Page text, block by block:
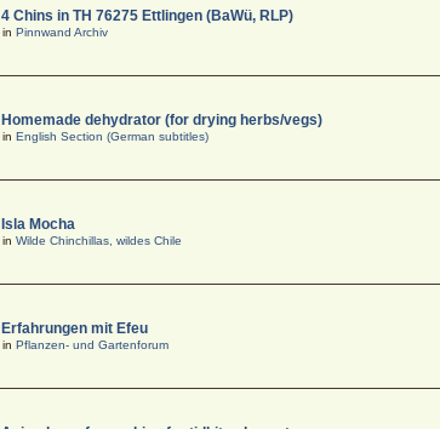
4 Chins in TH 76275 Ettlingen (BaWü, RLP)
in Pinnwand Archiv
Homemade dehydrator (for drying herbs/vegs)
in English Section (German subtitles)
Isla Mocha
in Wilde Chinchillas, wildes Chile
Erfahrungen mit Efeu
in Pflanzen- und Gartenforum